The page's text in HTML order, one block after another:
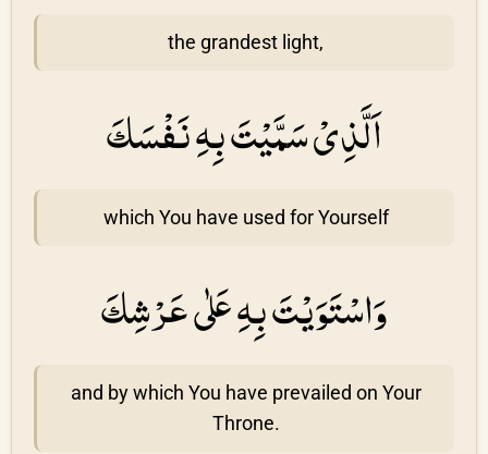
the grandest light,
اَلَّذِىْ سَمَّيْتَ بِهِ نَفْسَكَ
which You have used for Yourself
وَاسْتَوَيْتَ بِهِ عَلٰى عَرْشِكَ
and by which You have prevailed on Your
Throne.